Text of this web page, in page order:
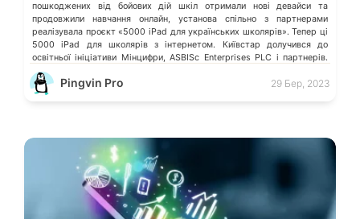
пошкоджених від бойових дій шкіл отримали нові девайси та
продовжили навчання онлайн, установа спільно з партнерами
реалізувала проєкт «5000 iPad для українських школярів». Тепер ці
5000 iPad для школярів з інтернетом. Київстар долучився до
освітньої ініціативи Мінцифри, ASBISc Enterprises PLC і партнерів.
eSIM: що це таке? […]
Pingvin Pro 29 Бер, 2023